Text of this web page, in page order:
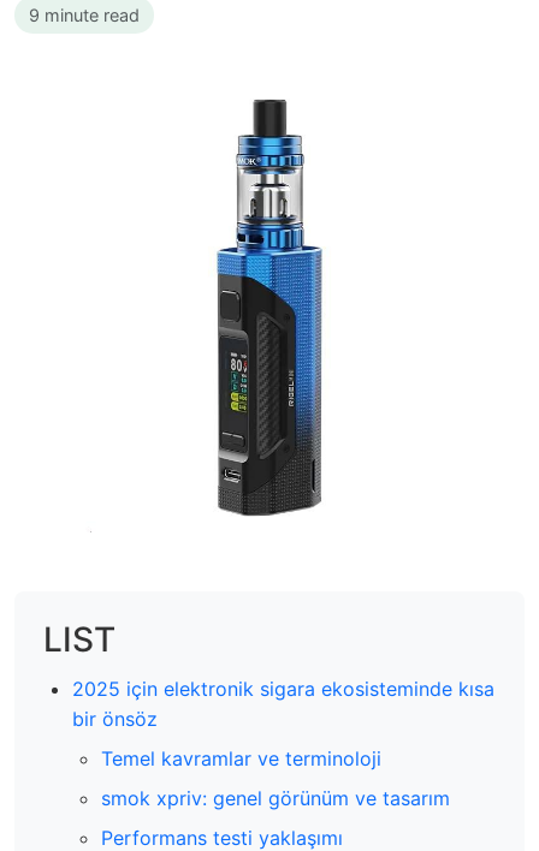
9 minute read
LIST
2025 için elektronik sigara ekosisteminde kısa
bir önsöz
Temel kavramlar ve terminoloji
smok xpriv: genel görünüm ve tasarım
Performans testi yaklaşımı